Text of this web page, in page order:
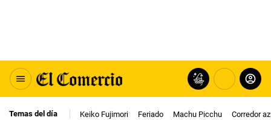
Temas del día Keiko Fujimori Feriado Machu Picchu Corredor